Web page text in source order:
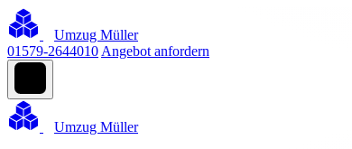
Umzug Müller
01579-2644010 Angebot anfordern
Umzug Müller